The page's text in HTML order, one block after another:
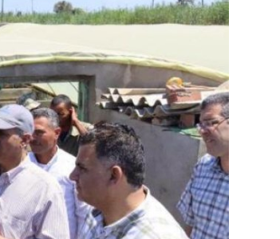
المرأة والجمال
محافظات